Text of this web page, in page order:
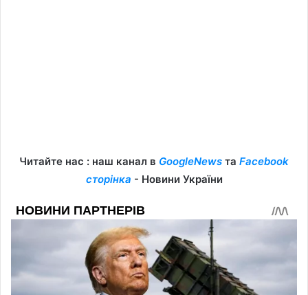
Читайте нас : наш канал в GoogleNews та Facebook
сторінка - Новини України